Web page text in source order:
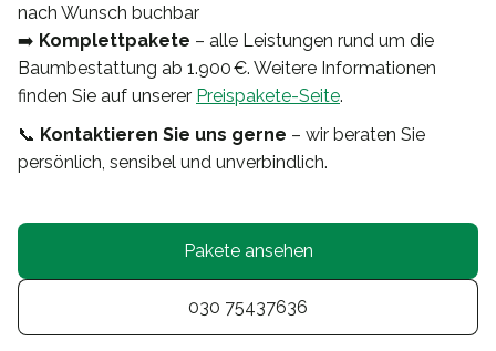
nach Wunsch buchbar
➡️ Komplettpakete – alle Leistungen rund um die
Baumbestattung ab 1.900 €. Weitere Informationen
finden Sie auf unserer Preispakete-Seite.
📞 Kontaktieren Sie uns gerne – wir beraten Sie
persönlich, sensibel und unverbindlich.
Pakete ansehen
030 75437636